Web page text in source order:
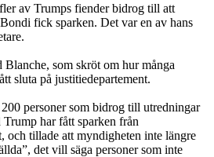
av Trumps fiender bidrog till att
fick sparken. Det var en av hans
som skröt om hur många
sluta på justitiedepartement.
personer som bidrog till utredningar
har fått sparken från
och tillade att myndigheten inte längre
det vill säga personer som inte